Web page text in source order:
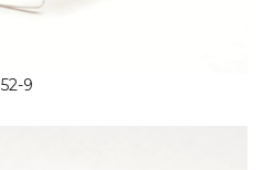
52-9